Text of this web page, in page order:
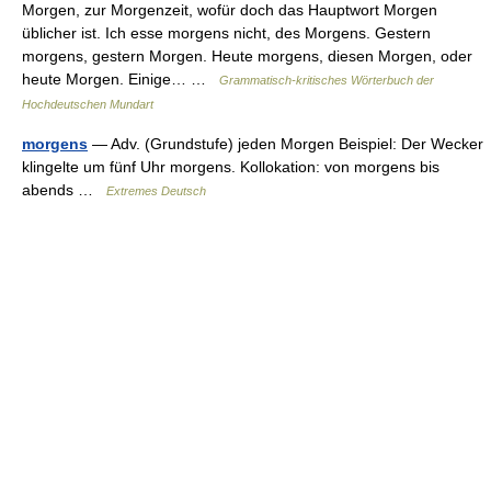
Morgen, zur Morgenzeit, wofür doch das Hauptwort Morgen
üblicher ist. Ich esse morgens nicht, des Morgens. Gestern
morgens, gestern Morgen. Heute morgens, diesen Morgen, oder
heute Morgen. Einige… …
Grammatisch-kritisches Wörterbuch der
Hochdeutschen Mundart
morgens — Adv. (Grundstufe) jeden Morgen Beispiel: Der Wecker
klingelte um fünf Uhr morgens. Kollokation: von morgens bis
abends …
Extremes Deutsch